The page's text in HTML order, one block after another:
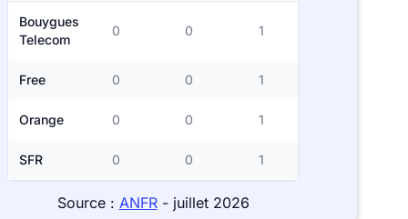
Bouygues
Telecom
0 0 1
Free 0 0 1
Orange 0 0 1
SFR 0 0 1
Source : ANFR- juillet 2026